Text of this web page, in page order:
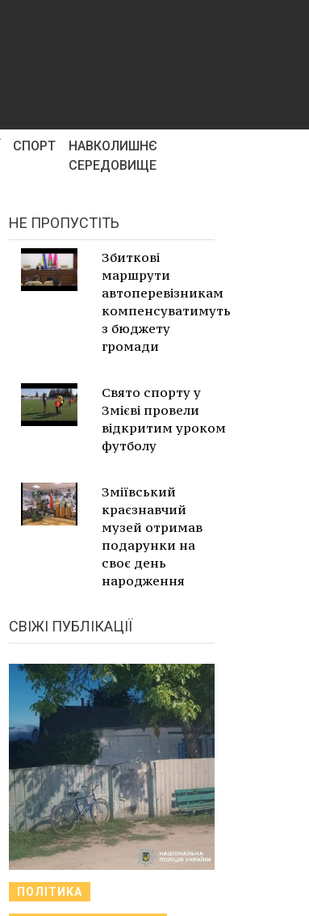
СПОРТ
НАВКОЛИШНЄ
СЕРЕДОВИЩЕ
НЕ ПРОПУСТІТЬ
Збиткові
маршрути
автоперевізникам
компенсуватимуть
з бюджету
громади
Свято спорту у
Змієві провели
відкритим уроком
футболу
Зміївський
краєзнавчий
музей отримав
подарунки на
своє день
народження
СВІЖІ ПУБЛІКАЦІЇ
ПОЛІТИКА